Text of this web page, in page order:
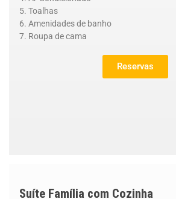
Toalhas
Amenidades de banho
Roupa de cama
Reservas
Suíte Família com Cozinha